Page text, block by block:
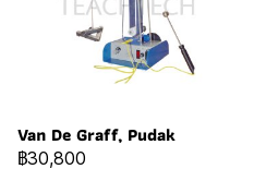
Van De Graff, Pudak
฿30,800